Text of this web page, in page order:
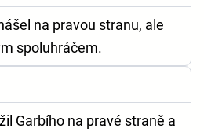
na pravou stranu, ale
spoluhráčem.
Garbího na pravé straně a